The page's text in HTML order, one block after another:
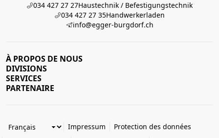
034 427 27 27Haustechnik / Befestigungstechnik
034 427 27 35Handwerkerladen
info@egger-burgdorf.ch
À PROPOS DE NOUS
DIVISIONS
SERVICES
PARTENAIRE
Impressum
Protection des données